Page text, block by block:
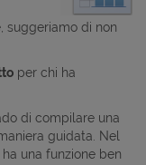
suggeriamo di non
per chi ha
di compilare una
guidata. Nel
una funzione ben